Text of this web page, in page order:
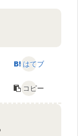
はてブ
コピー